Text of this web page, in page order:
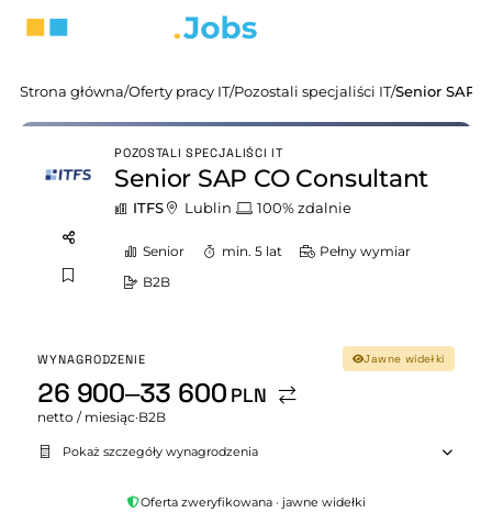
Strona główna/Oferty pracy IT/Pozostali specjaliści IT/Senior SAP
POZOSTALI SPECJALIŚCI IT
Senior SAP CO Consultant
ITFS Lublin 100% zdalnie
Senior min. 5 lat
Pełny wymiar
B2B
WYNAGRODZENIE Jawne widełki
26 900–33 600 PLN
netto / miesiąc·B2B
Pokaż szczegóły wynagrodzenia
Oferta zweryfikowana · jawne widełki